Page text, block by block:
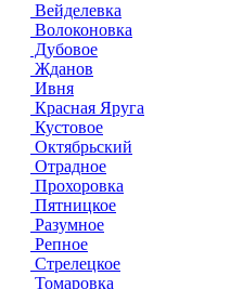
Вейделевка
Волоконовка
Дубовое
Жданов
Ивня
Красная Яруга
Кустовое
Октябрьский
Отрадное
Прохоровка
Пятницкое
Разумное
Репное
Стрелецкое
Томаровка